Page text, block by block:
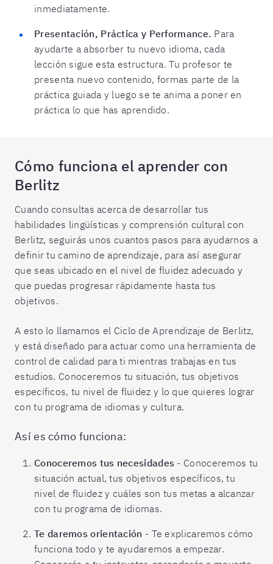
inmediatamente.
Presentación, Práctica y Performance. Para
ayudarte a absorber tu nuevo idioma, cada
lección sigue esta estructura. Tu profesor te
presenta nuevo contenido, formas parte de la
práctica guiada y luego se te anima a poner en
práctica lo que has aprendido.
Cómo funciona el aprender con
Berlitz
Cuando consultas acerca de desarrollar tus
habilidades lingüísticas y comprensión cultural con
Berlitz, seguirás unos cuantos pasos para ayudarnos a
definir tu camino de aprendizaje, para así asegurar
que seas ubicado en el nivel de fluidez adecuado y
que puedas progresar rápidamente hasta tus
objetivos.
A esto lo llamamos el Ciclo de Aprendizaje de Berlitz,
y está diseñado para actuar como una herramienta de
control de calidad para ti mientras trabajas en tus
estudios. Conoceremos tu situación, tus objetivos
específicos, tu nivel de fluidez y lo que quieres lograr
con tu programa de idiomas y cultura.
Así es cómo funciona:
Conoceremos tus necesidades - Conoceremos tu
situación actual, tus objetivos específicos, tu
nivel de fluidez y cuáles son tus metas a alcanzar
con tu programa de idiomas.
Te daremos orientación - Te explicaremos cómo
funciona todo y te ayudaremos a empezar.